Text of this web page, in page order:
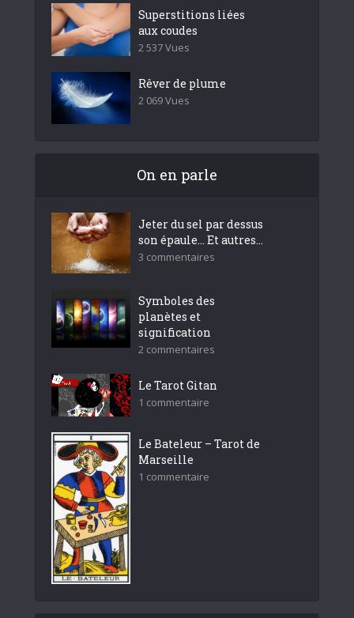
Superstitions liées
aux coudes
2 537 Vues
Rêver de plume
2 069 Vues
On en parle
Jeter du sel par dessus
son épaule… Et autres...
3 commentaires
Symboles des
planètes et
signification
2 commentaires
Le Tarot Gitan
1 commentaire
Le Bateleur – Tarot de
Marseille
1 commentaire